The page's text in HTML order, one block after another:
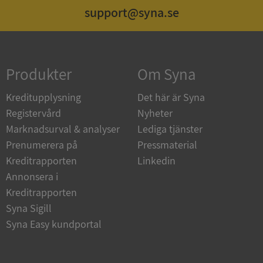
support@syna.se
Produkter
Kreditupplysning
Registervård
Marknadsurval & analyser
Prenumerera på
Kreditrapporten
Annonsera i
Kreditrapporten
Syna Sigill
Syna Easy kundportal
Om Syna
Det här är Syna
Nyheter
Lediga tjänster
Pressmaterial
Linkedin
Strikt nödvändiga kakor tillåter
kärnwebbplatsfunktioner som användarinloggning
och kontohantering. Webbplatsen kan inte
användas ordentligt utan strikt nödvändiga cookies.
Namn
Leverantör
Domän
Microsoft
Corporation